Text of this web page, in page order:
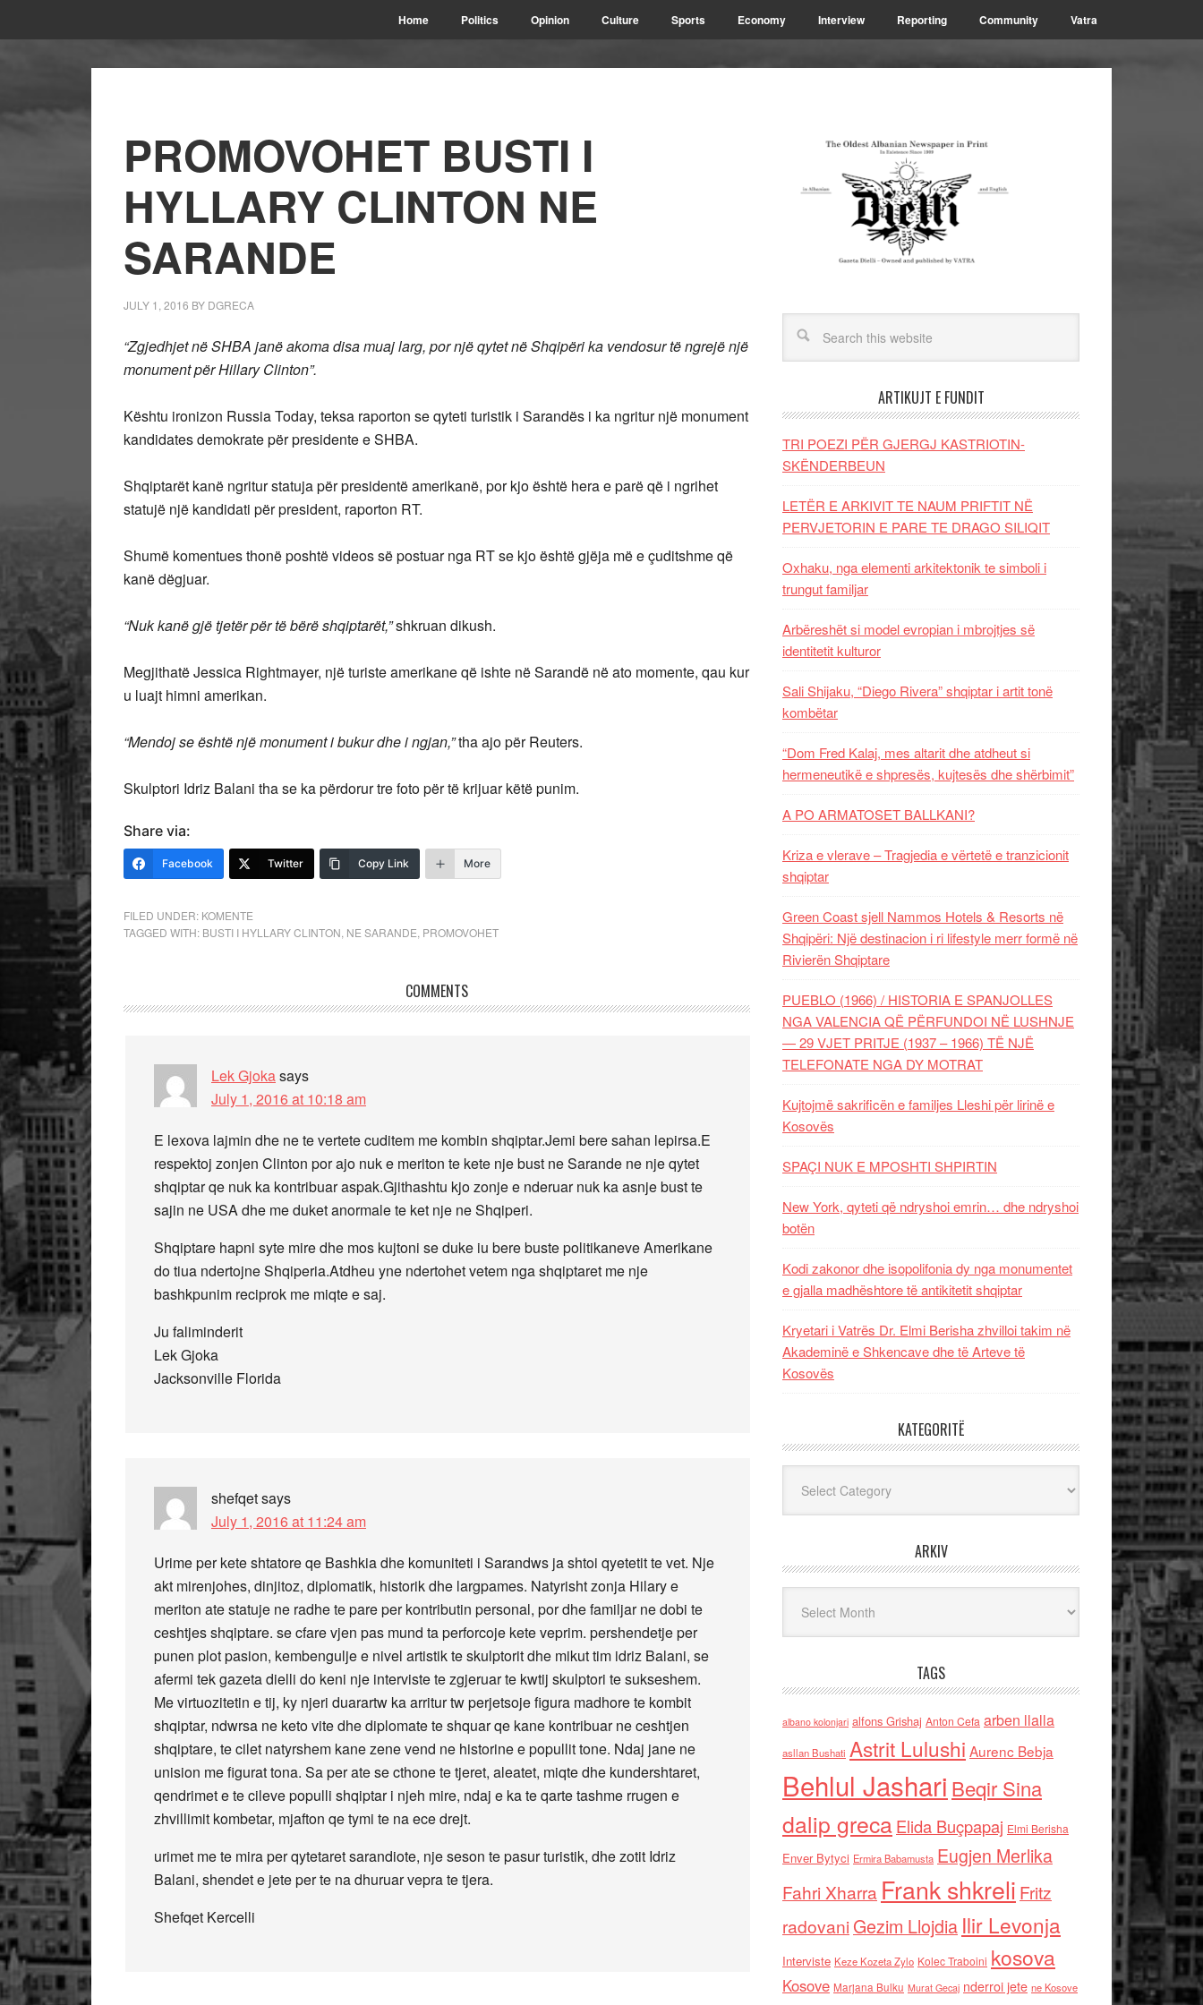
Home Politics Opinion Culture Sports Economy Interview Reporting Community Vatra
PROMOVOHET BUSTI I
HYLLARY CLINTON NE
SARANDE
JULY 1, 2016 BY DGRECA
“Zgjedhjet në SHBA janë akoma disa muaj larg, por një qytet në Shqipëri ka vendosur të ngrejë një
monument për Hillary Clinton”.
Kështu ironizon Russia Today, teksa raporton se qyteti turistik i Sarandës i ka ngritur një monument
kandidates demokrate për presidente e SHBA.
Shqiptarët kanë ngritur statuja për presidentë amerikanë, por kjo është hera e parë që i ngrihet
statujë një kandidati për president, raporton RT.
Shumë komentues thonë poshtë videos së postuar nga RT se kjo është gjëja më e çuditshme që
kanë dëgjuar.
“Nuk kanë gjë tjetër për të bërë shqiptarët,”shkruan dikush.
Megjithatë Jessica Rightmayer, një turiste amerikane që ishte në Sarandë në ato momente, qau kur
u luajt himni amerikan.
“Mendoj se është një monument i bukur dhe i ngjan,”tha ajo për Reuters.
Skulptori Idriz Balani tha se ka përdorur tre foto për të krijuar këtë punim.
Share via:
Facebook Twitter Copy Link More
FILED UNDER: KOMENTE
TAGGED WITH: BUSTI I HYLLARY CLINTON NE SARANDE PROMOVOHET
COMMENTS
Lek Gjokasays
July 1, 2016 at 10:18 am
E lexova lajmin dhe ne te vertete cuditem me kombin shqiptar.Jemi bere sahan lepirsa.E
respektoj zonjen Clinton por ajo nuk e meriton te kete nje bust ne Sarande ne nje qytet
shqiptar qe nuk ka kontribuar aspak.Gjithashtu kjo zonje e nderuar nuk ka asnje bust te
sajin ne USA dhe me duket anormale te ket nje ne Shqiperi.
Shqiptare hapni syte mire dhe mos kujtoni se duke iu bere buste politikaneve Amerikane
do tiua ndertojne Shqiperia.Atdheu yne ndertohet vetem nga shqiptaret me nje
bashkpunim reciprok me miqte e saj.
Ju faliminderit
Lek Gjoka
Jacksonville Florida
shefqetsays
July 1, 2016 at 11:24 am
Urime per kete shtatore qe Bashkia dhe komuniteti i Sarandws ja shtoi qyetetit te vet. Nje
akt mirenjohes, dinjitoz, diplomatik, historik dhe largpames. Natyrisht zonja Hilary e
meriton ate statuje ne radhe te pare per kontributin personal, por dhe familjar ne dobi te
ceshtjes shqiptare. se cfare vjen pas mund ta perforcoje kete veprim. pershendetje per
punen plot pasion, kembengulje e nivel artistik te skulptorit dhe mikut tim idriz Balani, se
afermi tek gazeta dielli do keni nje interviste te zgjeruar te kwtij skulptori te sukseshem.
Me virtuozitetin e tij, ky njeri duarartw ka arritur tw perjetsoje figura madhore te kombit
shqiptar, ndwrsa ne keto vite dhe diplomate te shquar qe kane kontribuar ne ceshtjen
shqiptare, te cilet natyrshem kane zene vend ne historine e popullit tone. Ndaj jane ne
unision me figurat tona. Sa per ate se cthone te tjeret, aleatet, miqte dhe kundershtaret,
qendrimet e te cileve populli shqiptar i njeh mire, ndaj e ka te qarte tashme rrugen e
zhvillimit kombetar, mjafton qe tymi te na ece drejt.
urimet me te mira per qytetaret sarandiote, nje seson te pasur turistik, dhe zotit Idriz
Balani, shendet e jete per te na dhuruar vepra te tjera.
Shefqet Kercelli
ARTIKUJT E FUNDIT
TRI POEZI PËR GJERGJ KASTRIOTIN-
SKËNDERBEUN
LETËR E ARKIVIT TE NAUM PRIFTIT NË
PERVJETORIN E PARE TE DRAGO SILIQIT
Oxhaku, nga elementi arkitektonik te simboli i
trungut familjar
Arbëreshët si model evropian i mbrojtjes së
identitetit kulturor
Sali Shijaku, “Diego Rivera” shqiptar i artit tonë
kombëtar
“Dom Fred Kalaj, mes altarit dhe atdheut si
hermeneutikë e shpresës, kujtesës dhe shërbimit”
A PO ARMATOSET BALLKANI?
Kriza e vlerave – Tragjedia e vërtetë e tranzicionit
shqiptar
Green Coast sjell Nammos Hotels & Resorts në
Shqipëri: Një destinacion i ri lifestyle merr formë në
Rivierën Shqiptare
PUEBLO (1966) / HISTORIA E SPANJOLLES
NGA VALENCIA QË PËRFUNDOI NË LUSHNJE
— 29 VJET PRITJE (1937 – 1966) TË NJË
TELEFONATE NGA DY MOTRAT
Kujtojmë sakrificën e familjes Lleshi për lirinë e
Kosovës
SPAÇI NUK E MPOSHTI SHPIRTIN
New York, qyteti që ndryshoi emrin… dhe ndryshoi
botën
Kodi zakonor dhe isopolifonia dy nga monumentet
e gjalla madhështore të antikitetit shqiptar
Kryetari i Vatrës Dr. Elmi Berisha zhvilloi takim në
Akademinë e Shkencave dhe të Arteve të
Kosovës
KATEGORITË
ARKIV
TAGS
albano kolonjari alfons Grishaj Anton Cefa arben llalla
asllan Bushati Astrit Lulushi Aurenc Bebja
Behlul Jashari Beqir Sina
dalip grecaElida Buçpapaj Elmi Berisha
Enver Bytyci Ermira Babamusta Eugjen Merlika
Fahri Xharra Frank shkreli Fritz
radovaniGezim Llojdia Ilir Levonja
Interviste Keze Kozeta Zylo Kolec Traboini kosova
Kosove Marjana Bulku Murat Gecaj nderroi jete ne Kosove